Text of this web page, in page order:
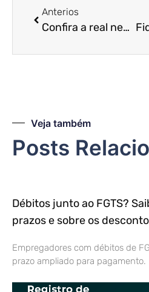
Anterios
Confira a real necessidade da contabilidade para MEIs!
Veja também
Posts
Débitos junto ao FGTS?
prazos e sobre os
Empregadores com débitos de
prazo ampliado para pagamento.